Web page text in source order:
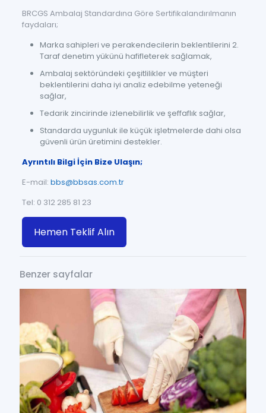
BRCGS Ambalaj Standardına Göre Sertifikalandırılmanın
faydaları;
Marka sahipleri ve perakendecilerin beklentilerini 2.
Taraf denetim yükünü hafifleterek sağlamak,
Ambalaj sektöründeki çeşitlilikler ve müşteri
beklentilerini daha iyi analiz edebilme yeteneği
sağlar,
Tedarik zincirinde izlenebilirlik ve şeffaflık sağlar,
Standarda uygunluk ile küçük işletmelerde dahi olsa
güvenli ürün üretimini destekler.
Ayrıntılı Bilgi İçin Bize Ulaşın;
E-mail: bbs@bbsas.com.tr
Tel: 0 312 285 81 23
Hemen Teklif Alın
Benzer sayfalar